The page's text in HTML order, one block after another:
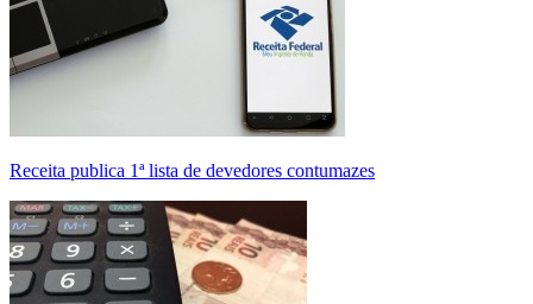
Receita publica 1ª lista de devedores contumazes